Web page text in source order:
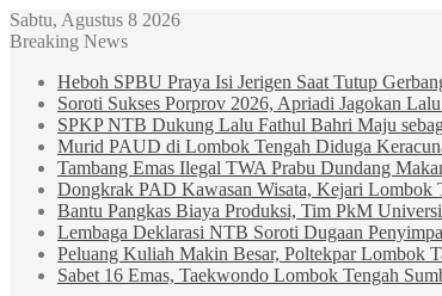
Sabtu, Agustus 8 2026
Breaking News
Heboh SPBU Praya Isi Jerigen Saat Tutup
Soroti Sukses Porprov 2026, Apriadi Jagokan
SPKP NTB Dukung Lalu Fathul Bahri Maju
Murid PAUD di Lombok Tengah Diduga
Tambang Emas Ilegal TWA Prabu Dundang
Dongkrak PAD Kawasan Wisata, Kejari Lombok
Bantu Pangkas Biaya Produksi, Tim PkM
Lembaga Deklarasi NTB Soroti Dugaan
Peluang Kuliah Makin Besar, Poltekpar Lombok
Sabet 16 Emas, Taekwondo Lombok Tengah